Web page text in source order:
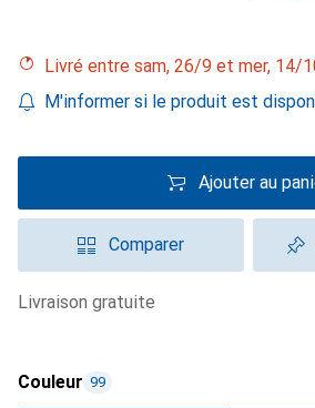
Livré entre sam, 26/9 et mer, 14/
M'informer si le produit est
Ajouter au
Comparer
livraison gratuite
Couleur 99